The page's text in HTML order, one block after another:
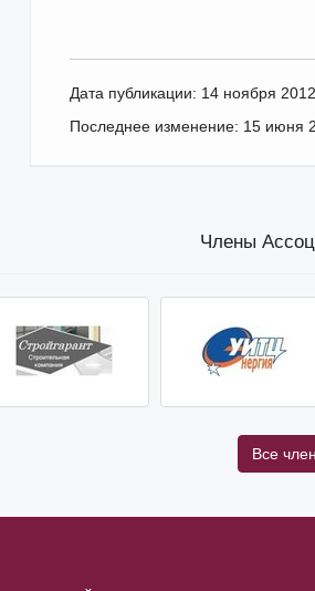
Дата публикации: 14 ноября
Последнее изменение: 15 июня
Члены
Все